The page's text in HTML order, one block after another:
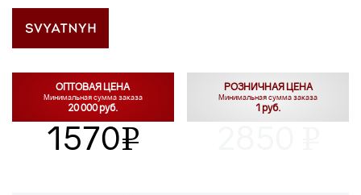
ОПТОВАЯ ЦЕНА
Минимальная сумма заказа
20 000 руб.
1570v
РОЗНИЧНАЯ ЦЕНА
Минимальная сумма заказа
1 руб.